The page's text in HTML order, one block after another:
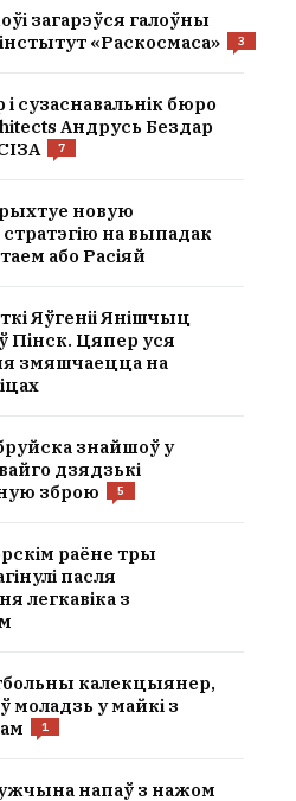
загарэўся галоўны
«Раскосмаса»
3
і сузаснавальнік бюро
Андрусь Бездар
7
новую
на выпадак
або Расіяй
Яўгеніі Янішчыц
Пінск. Цяпер уся
змяшчаецца на
знайшоў у
дзядзькі
зброю
5
раёне тры
пасля
легкавіка з
калекцыянер,
моладзь у майкі з
1
напаў з нажом